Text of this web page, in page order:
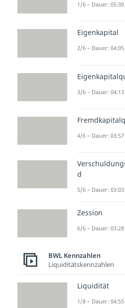
Gezeichn
Kapital
Dauer: 05:21
Dauer:
Entdecke
1/6 – Dauer: 05:30
Eigenkapital
2/6 – Dauer: 04:05
3/6 – Dauer: 04:13
4/6 – Dauer: 03:57
d
5/6 – Dauer: 03:03
Zession
6/6 – Dauer: 03:28
BWL Kennzahlen
Liquiditätskennzahlen
Liquidität
1/8 – Dauer: 04:55